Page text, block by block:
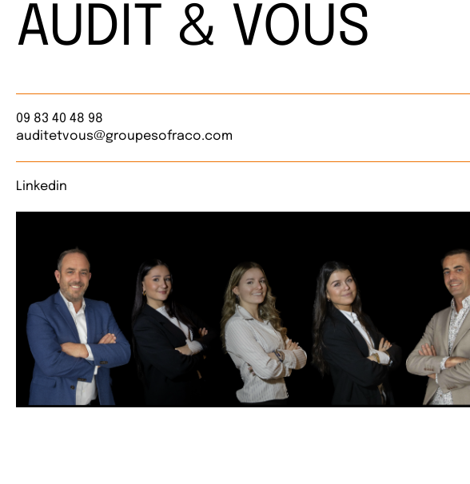
AUDIT & VOUS
09 83 40 48 98
auditetvous@groupesofraco.com
Linkedin